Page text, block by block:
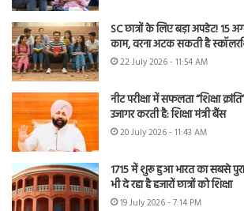
SC छात्रों के लिए बड़ा अपडेट!
काम, वरना अटक सकती है
22 July 2026 - 11:54 AM
नीट परीक्षा में सफलता “शिक्षा
उजागर करती है: शिक्षा मंत्री बैंस
20 July 2026 - 11:43 AM
1715 में शुरू हुआ भारत का सबसे
भी दे रहा है हजारों छात्रों को शिक्षा
19 July 2026 - 7:14 PM